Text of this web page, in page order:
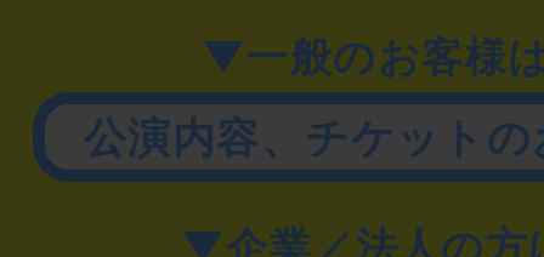
▼一般のお客様
公演内容、チケット
▼企業／法人の方